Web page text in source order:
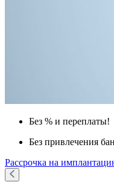
Без % и переплаты!
Без привлечения
Рассрочка на